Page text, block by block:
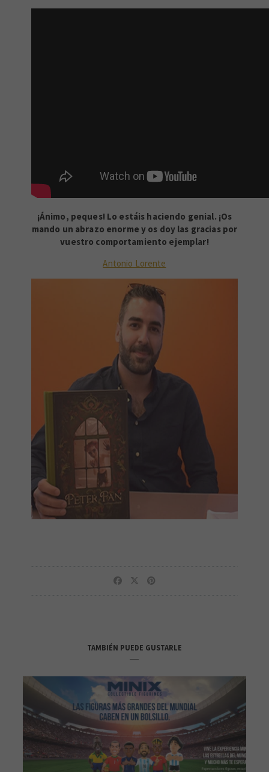
¡Ánimo, peques! Lo estáis haciendo genial. ¡Os
mando un abrazo enorme y os doy las gracias por
vuestro comportamiento ejemplar!
Antonio Lorente
TAMBIÉN PUEDE GUSTARLE